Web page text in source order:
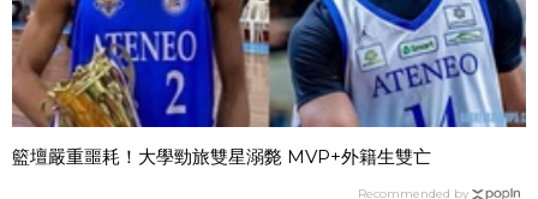
籃壇嚴重噩耗！大學勁旅雙星溺斃 MVP+外籍生雙亡
Recommended by